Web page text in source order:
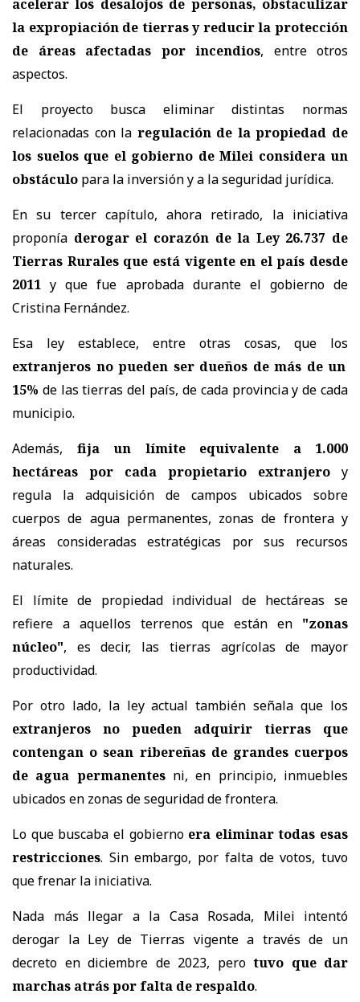
acelerar los desalojos de personas, obstaculizar
la expropiación de tierras y reducir la protección
de áreas afectadas por incendios, entre otros
aspectos.
El proyecto busca eliminar distintas normas
relacionadas con la regulación de la propiedad de
los suelos que el gobierno de Milei considera un
obstáculo para la inversión y a la seguridad jurídica.
En su tercer capítulo, ahora retirado, la iniciativa
proponía derogar el corazón de la Ley 26.737 de
Tierras Rurales que está vigente en el país desde
2011 y que fue aprobada durante el gobierno de
Cristina Fernández.
Esa ley establece, entre otras cosas, que los
extranjeros no pueden ser dueños de más de un
15% de las tierras del país, de cada provincia y de cada
municipio.
Además, fija un límite equivalente a 1.000
hectáreas por cada propietario extranjero y
regula la adquisición de campos ubicados sobre
cuerpos de agua permanentes, zonas de frontera y
áreas consideradas estratégicas por sus recursos
naturales.
El límite de propiedad individual de hectáreas se
refiere a aquellos terrenos que están en "zonas
núcleo", es decir, las tierras agrícolas de mayor
productividad.
Por otro lado, la ley actual también señala que los
extranjeros no pueden adquirir tierras que
contengan o sean ribereñas de grandes cuerpos
de agua permanentesni, en principio, inmuebles
ubicados en zonas de seguridad de frontera.
Lo que buscaba el gobierno era eliminar todas esas
restricciones. Sin embargo, por falta de votos, tuvo
que frenar la iniciativa.
Nada más llegar a la Casa Rosada, Milei intentó
derogar la Ley de Tierras vigente a través de un
decreto en diciembre de 2023, pero tuvo que dar
marchas atrás por falta de respaldo.